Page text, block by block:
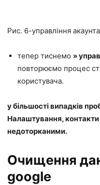
Рис. 6-управління
тепер тиснемо »
повторюємо процес
користувача.
у більшості випадків
Налаштування, контакти
недоторканими.
Очищення
google